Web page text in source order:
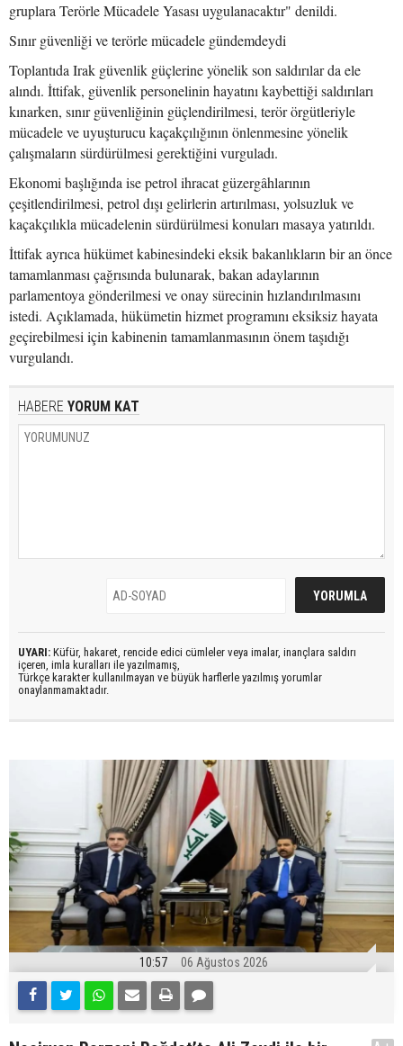
gruplara Terörle Mücadele Yasası uygulanacaktır" denildi.
Sınır güvenliği ve terörle mücadele gündemdeydi
Toplantıda Irak güvenlik güçlerine yönelik son saldırılar da ele
alındı. İttifak, güvenlik personelinin hayatını kaybettiği saldırıları
kınarken, sınır güvenliğinin güçlendirilmesi, terör örgütleriyle
mücadele ve uyuşturucu kaçakçılığının önlenmesine yönelik
çalışmaların sürdürülmesi gerektiğini vurguladı.
Ekonomi başlığında ise petrol ihracat güzergâhlarının
çeşitlendirilmesi, petrol dışı gelirlerin artırılması, yolsuzluk ve
kaçakçılıkla mücadelenin sürdürülmesi konuları masaya yatırıldı.
İttifak ayrıca hükümet kabinesindeki eksik bakanlıkların bir an önce
tamamlanması çağrısında bulunarak, bakan adaylarının
parlamentoya gönderilmesi ve onay sürecinin hızlandırılmasını
istedi. Açıklamada, hükümetin hizmet programını eksiksiz hayata
geçirebilmesi için kabinenin tamamlanmasının önem taşıdığı
vurgulandı.
HABERE YORUM KAT
UYARI: Küfür, hakaret, rencide edici cümleler veya imalar, inançlara saldırı
içeren, imla kuralları ile yazılmamış,
Türkçe karakter kullanılmayan ve büyük harflerle yazılmış yorumlar
onaylanmamaktadır.
10:57 06 Ağustos 2026